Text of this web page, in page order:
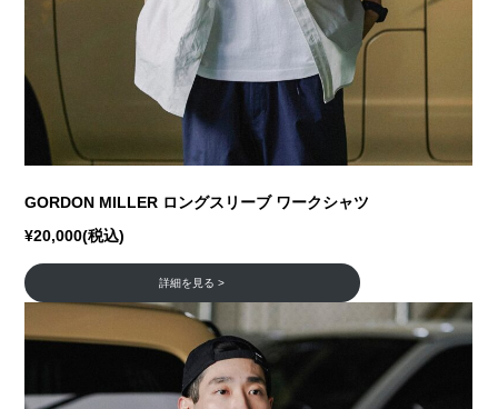
GORDON MILLER ロングスリーブ ワークシャツ
¥20,000(税込)
詳細を見る >